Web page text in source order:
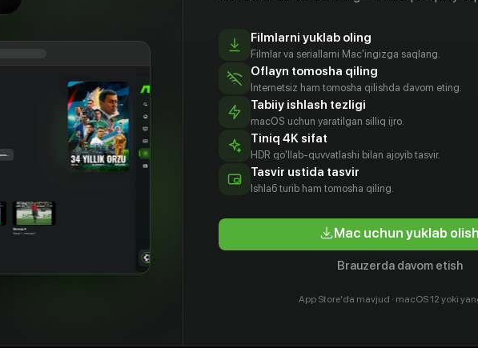
утверждает, что её сестра — именно та,
Йоргос
Дэниэл
Йоргос
Prodyuser
Йоргос
Ssenarist
Filmlarni yuklab oling
Filmlar va seriallarni Mac'ingizga saqlang.
Oflayn tomosha qiling
Internetsiz ham tomosha qilishda davom eting.
Tabiiy ishlash tezligi
macOS uchun yaratilgan silliq ijro.
Tiniq 4K sifat
HDR qo'llab-quvvatlashi bilan ajoyib tasvir.
Tasvir ustida tasvir
Ishlаб turib ham tomosha qiling.
Mac uchun yuklab olish
Brauzerda davom etish
App Store'da mavjud · macOS 12 yoki